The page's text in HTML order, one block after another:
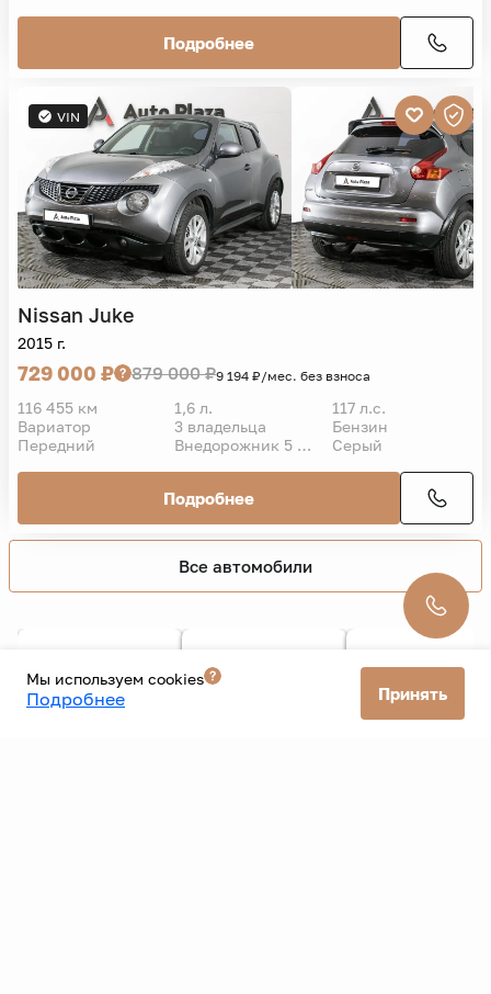
Подробнее
VIN
Nissan Juke
2015 г.
729 000 ₽ 879 000 ₽9 194 ₽/мес. без взноса
116 455 км 1,6 л.
117 л.с.
Вариатор
3 владельца
Бензин
Передний
Внедорожник 5 дв. Серый
Подробнее
Все автомобили
Мы используем cookies
Подробнее Принять